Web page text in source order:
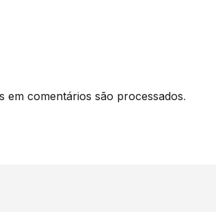
em comentários são processados.